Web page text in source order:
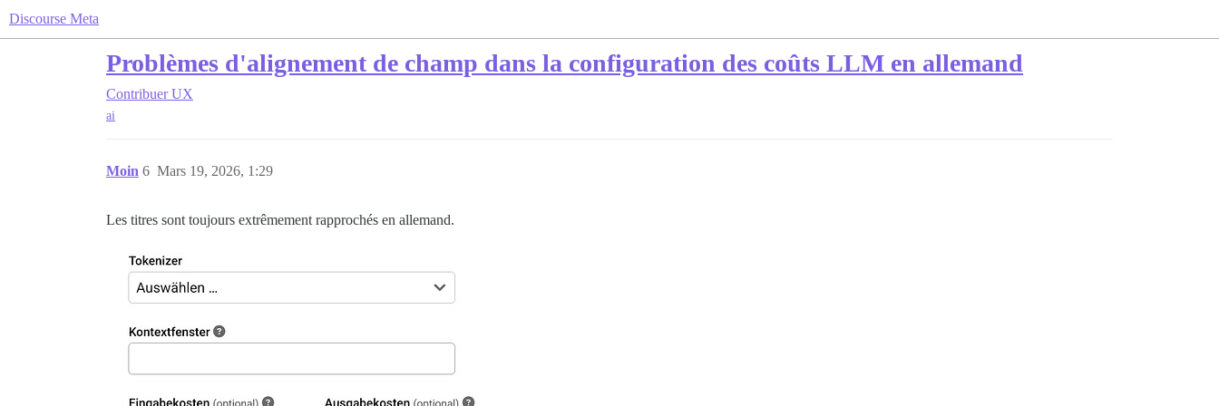
Discourse Meta
Problèmes d'alignement de champ dans la configuration des coûts LLM en allemand
Contribuer UX
ai
Moin Mars 19, 2026, 1:29
6
Les titres sont toujours extrêmement rapprochés en allemand.